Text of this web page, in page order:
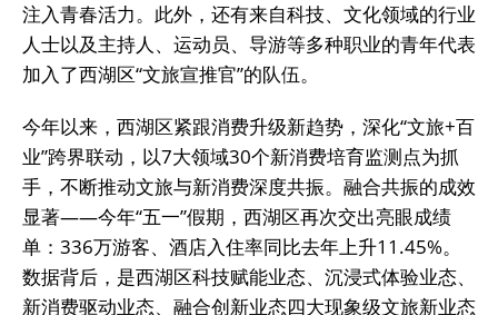
注入青春活力。此外，还有来自科技、文化领域的行业
人士以及主持人、运动员、导游等多种职业的青年代表
加入了西湖区“文旅宣推官”的队伍。
今年以来，西湖区紧跟消费升级新趋势，深化“文旅+百
业”跨界联动，以7大领域30个新消费培育监测点为抓
手，不断推动文旅与新消费深度共振。融合共振的成效
显著——今年“五一”假期，西湖区再次交出亮眼成绩
单：336万游客、酒店入住率同比去年上升11.45%。
数据背后，是西湖区科技赋能业态、沉浸式体验业态、
新消费驱动业态、融合创新业态四大现象级文旅新业态